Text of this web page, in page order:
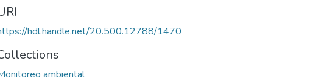
hdl.handle.net/20.500.12788/1470
ambiental